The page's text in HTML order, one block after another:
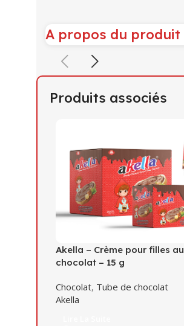
A propos du produit
Produits associés
Akella – Crème pour filles au
chocolat – 15 g
Chocolat, Tube de chocolat
Akella